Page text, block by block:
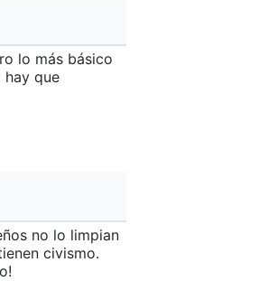
lo más básico
hay que
no lo limpian
civismo.